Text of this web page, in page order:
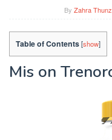
By Zahra
Table of Contents[show]
Mis on